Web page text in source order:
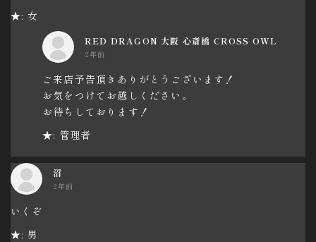
★: 女
RED DRAGON 大阪 心斎橋 CROSS OWL
2年前
ご来店予告頂きありがとうございます！
お気をつけてお越しください。
お待ちしております！
★: 管理者
沼
2年前
いくぞ
★: 男